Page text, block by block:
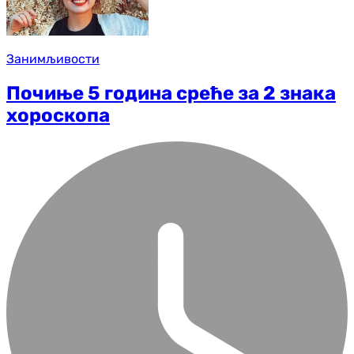
Занимљивости
Почиње 5 година среће за 2 знака
хороскопа